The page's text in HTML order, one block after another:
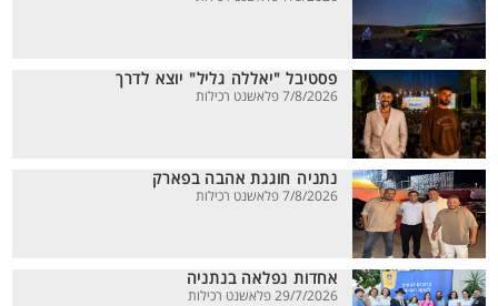
פסטיבל "יאללה גליל" יוצא לדרך
7/8/2026 פלאשנט רכילות
נתניה חוגגת אהבה בפארק
7/8/2026 פלאשנט רכילות
אחדות נפלאה בנתניה
29/7/2026 פלאשנט רכילות